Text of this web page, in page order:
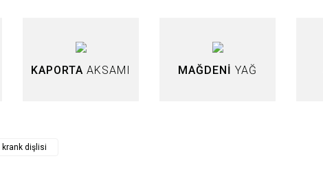
KAPORTA AKSAMI MAĞDENİ YAĞ
dişlisi